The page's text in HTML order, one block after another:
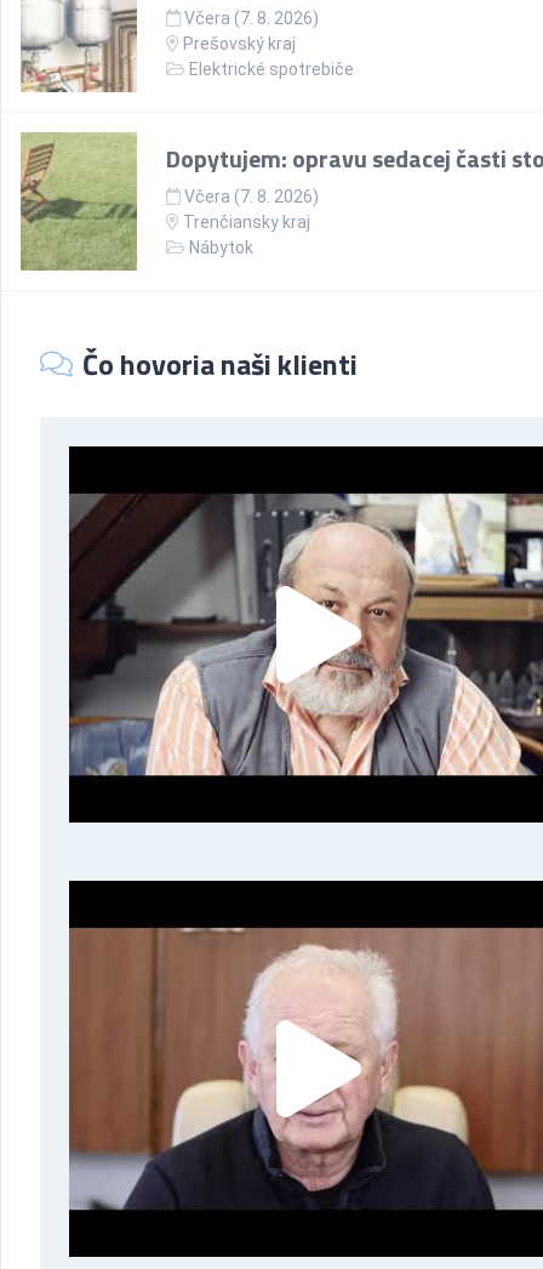
Včera (7. 8. 2026)
Prešovský kraj
Elektrické spotrebiče
Dopytujem: opravu sedacej časti
Včera (7. 8. 2026)
Trenčiansky kraj
Nábytok
Čo hovoria naši klienti